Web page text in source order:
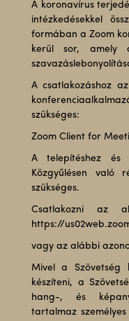
A koronavírus
intézkedésekkel
formában a Zoom
kerül sor, amely
A csatlakozáshoz
szükséges:
Zoom Client for
A telepítéshez és
Közgyűlésen való
szükséges.
Csatlakozni az
https://
vagy az alábbi
Mivel a Szövetség
készíteni, a
hang-, és
tartalmaz